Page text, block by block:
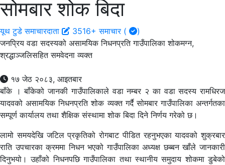
सोमबार शोक बिदा
यूथ टुडे समाचारदाता 3516+ समाचार (
)
जनप्रिय वडा सदस्यको असामयिक निधनप्रति गाउँपालिका शोकमग्न,
श्रद्धाञ्जलिसहित समवेदना व्यक्त
१७ जेठ २०८३, आइतबार
बाँके । बाँकेको जानकी गाउँपालिकाले वडा नम्बर २ का वडा सदस्य रामधिरज
यादवको असामयिक निधनप्रति शोक व्यक्त गर्दै सोमबार गाउँपालिका अन्तर्गतका
सम्पूर्ण कार्यालय तथा शैक्षिक संस्थामा शोक बिदा दिने निर्णय गरेको छ।
लामो समयदेखि जटिल प्रकृतिको रोगबाट पीडित रहनुभएका यादवको शुक्रबार
राति उपचारका क्रममा निधन भएको गाउँपालिका अध्यक्ष छब्बन खाँले जानकारी
दिनुभयो। उहाँको निधनपछि गाउँपालिका तथा स्थानीय समुदाय शोकमा डुबेको